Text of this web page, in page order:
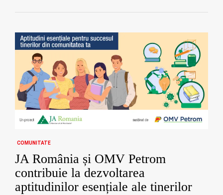
COMUNITATE
JA România și OMV Petrom
contribuie la dezvoltarea
aptitudinilor esențiale ale tinerilor